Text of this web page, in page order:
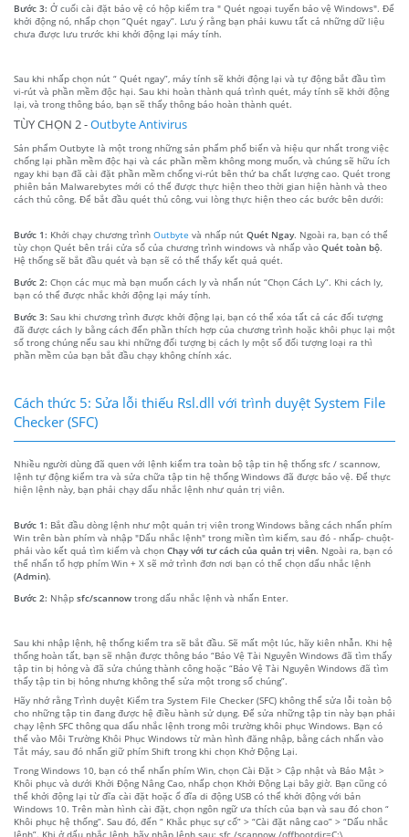
Bước 3: Ở cuối cài đặt bảo vệ có hộp kiểm tra " Quét ngoại tuyến bảo vệ Windows". Để
khởi động nó, nhấp chọn “Quét ngay”. Lưu ý rằng bạn phải kuwu tất cả những dữ liệu
chưa được lưu trước khi khởi động lại máy tính.
Sau khi nhấp chọn nút “ Quét ngay”, máy tính sẽ khởi động lại và tự động bắt đầu tìm
vi-rút và phần mềm độc hại. Sau khi hoàn thành quá trình quét, máy tính sẽ khởi động
lại, và trong thông báo, bạn sẽ thấy thông báo hoàn thành quét.
TÙY CHỌN 2 -Outbyte Antivirus
Sản phẩm Outbyte là một trong những sản phẩm phổ biến và hiệu qur nhất trong việc
chống lại phần mềm độc hại và các phần mềm không mong muốn, và chúng sẽ hữu ích
ngay khi bạn đã cài đặt phần mềm chống vi-rút bên thứ ba chất lượng cao. Quét trong
phiên bản Malwarebytes mới có thể được thực hiện theo thời gian hiện hành và theo
cách thủ công. Để bắt đầu quét thủ công, vui lòng thực hiện theo các bước bên dưới:
Bước 1: Khởi chạy chương trình Outbyte và nhấp nút Quét Ngay. Ngoài ra, bạn có thể
tùy chọn Quét bên trái cửa sổ của chương trình windows và nhấp vào Quét toàn bộ.
Hệ thống sẽ bắt đầu quét và bạn sẽ có thể thấy kết quả quét.
Bước 2: Chọn các mục mà bạn muốn cách ly và nhấn nút “Chọn Cách Ly”. Khi cách ly,
bạn có thể được nhắc khởi động lại máy tính.
Bước 3: Sau khi chương trình được khởi động lại, bạn có thể xóa tất cả các đối tượng
đã được cách ly bằng cách đến phần thích hợp của chương trình hoặc khôi phục lại một
số trong chúng nếu sau khi những đối tượng bị cách ly một số đối tượng loại ra thì
phần mềm của bạn bắt đầu chạy không chính xác.
Cách thức 5: Sửa lỗi thiếu Rsl.dll với trình duyệt System File
Checker (SFC)
Nhiều người dùng đã quen với lệnh kiểm tra toàn bộ tập tin hệ thống sfc / scannow,
lệnh tự động kiểm tra và sửa chữa tập tin hệ thống Windows đã được bảo vệ. Để thực
hiện lệnh này, bạn phải chạy dấu nhắc lệnh như quản trị viên.
Bước 1: Bắt đầu dòng lệnh như một quản trị viên trong Windows bằng cách nhấn phím
Win trên bàn phím và nhập "Dấu nhắc lệnh" trong miền tìm kiếm, sau đó - nhấp- chuột-
phải vào kết quả tìm kiếm và chọn Chạy với tư cách của quản trị viên. Ngoài ra, bạn có
thể nhấn tổ hợp phím Win + X sẽ mở trình đơn nơi bạn có thể chọn dấu nhắc lệnh
(Admin).
Bước 2: Nhập sfc/scannow trong dấu nhắc lệnh và nhấn Enter.
Sau khi nhập lệnh, hệ thống kiểm tra sẽ bắt đầu. Sẽ mất một lúc, hãy kiên nhẫn. Khi hệ
thống hoàn tất, bạn sẽ nhận được thông báo “Bảo Vệ Tài Nguyên Windows đã tìm thấy
tập tin bị hỏng và đã sửa chúng thành công hoặc “Bảo Vệ Tài Nguyên Windows đã tìm
thấy tập tin bị hỏng nhưng không thể sửa một trong số chúng”.
Hãy nhớ rằng Trình duyệt Kiểm tra System File Checker (SFC) không thể sửa lỗi toàn bộ
cho những tập tin đang được hệ điều hành sử dụng. Để sửa những tập tin này bạn phải
chạy lệnh SFC thông qua dấu nhắc lệnh trong môi trường khôi phục Windows. Bạn có
thể vào Môi Trường Khôi Phục Windows từ màn hình đăng nhập, bằng cách nhấn vào
Tắt máy, sau đó nhấn giữ phím Shift trong khi chọn Khở Động Lại.
Trong Windows 10, bạn có thể nhấn phím Win, chọn Cài Đặt > Cập nhật và Bảo Mật >
Khôi phục và dưới Khởi Động Nâng Cao, nhấp chọn Khởi Động Lại bây giờ. Bạn cũng có
thể khởi động lại từ đĩa cài đặt hoặc ổ đĩa di động USB có thể khởi động với bản
Windows 10. Trên màn hình cài đặt, chọn ngôn ngữ ưa thích của bạn và sau đó chon “
Khôi phục hệ thống”. Sau đó, đến “ Khắc phục sự cố” > “Cài đặt nâng cao” > “Dấu nhắc
lệnh”. Khi ở dấu nhắc lệnh, hãy nhập lệnh sau: sfc /scannow /offbootdir=C:\